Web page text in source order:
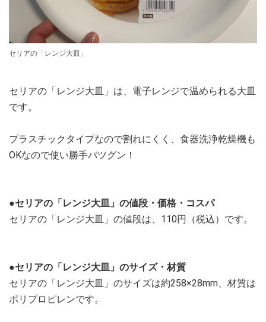
セリアの「レンジ大皿」
セリアの「レンジ大皿」は、電子レンジで温められる大皿
です。
プラスチックタイプなので割れにくく、食器洗浄乾燥機も
OKなので使い勝手バツグン！
●セリアの「レンジ大皿」の値段・価格・コスパ
セリアの「レンジ大皿」の値段は、110円（税込）です。
●セリアの「レンジ大皿」のサイズ・材質
セリアの「レンジ大皿」のサイズは約258×28mm、材質は
ポリプロピレンです。